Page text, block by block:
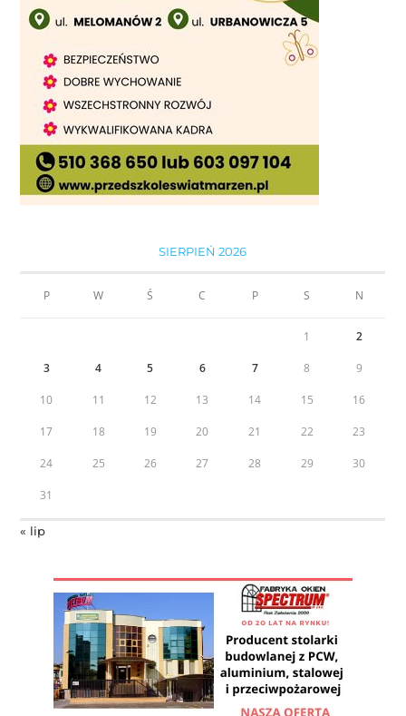
SIERPIEŃ 2026
P W Ś C P S N
1 2
3 4 5 6 7 8 9
10 11 12 13 14 15 16
17 18 19 20 21 22 23
24 25 26 27 28 29 30
31
« lip